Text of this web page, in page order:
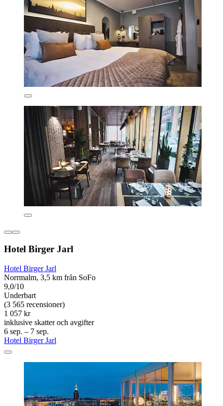
Hotel Birger Jarl
Hotel Birger Jarl
Norrmalm, 3,5 km från SoFo
9,0/10
Underbart
(3 565 recensioner)
1 057 kr
inklusive skatter och avgifter
6 sep. – 7 sep.
Hotel Birger Jarl